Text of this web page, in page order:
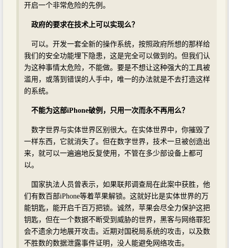
开启一个非常危险的先例。
政府的要求在技术上可以实现么？
可以。开发一套全新的操作系统，按照政府所想的那样给
我们的安全功能埋下隐患，这是完全可以做到的。但我们认
为这种事情太危险，不能做。要是不想让这种强大的工具被
滥用，或落到错误的人手中，唯一的办法就是不去打造这样
的系统。
不能为这部iPhone破例，只用一次而永不再用么？
数字世界与实体世界区别很大。在实体世界中，你摧毁了
一样东西，它就消失了。但在数字世界，技术一旦被创造出
来，就可以一遍遍地反复使用，不管在多少部设备上都可
以。
国家执法人员曾表示，如果联邦调查局在此案中获胜，他
们有数百部iPhone等着苹果解锁。这就好比是实体世界的万
能钥匙，能开启千百万把锁。诚然，苹果会尽全力保护这把
钥匙，但在一个数据不断受到威胁的世界，黑客与网络罪犯
会不遗余力地展开攻击。近期对国税局系统的攻击，以及数
不胜数的数据泄露事件证明，没人能避免网络攻击。